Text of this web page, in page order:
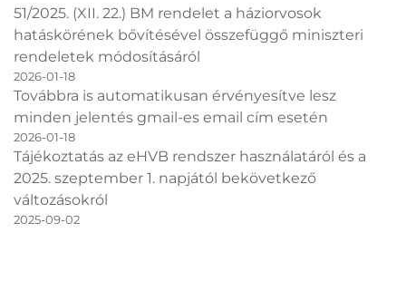
51/2025. (XII. 22.) BM rendelet a háziorvosok
hatáskörének bővítésével összefüggő miniszteri
rendeletek módosításáról
2026-01-18
Továbbra is automatikusan érvényesítve lesz
minden jelentés gmail-es email cím esetén
2026-01-18
Tájékoztatás az eHVB rendszer használatáról és a
2025. szeptember 1. napjától bekövetkező
változásokról
2025-09-02